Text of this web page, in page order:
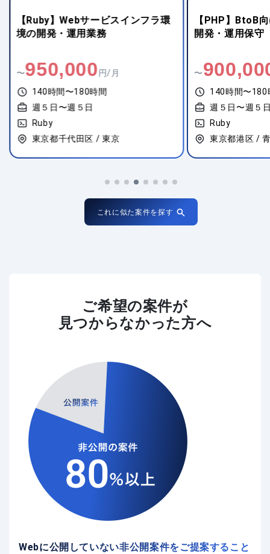
【Ruby】Webサービスインフラ環
境の開発・運用業務
〜950,000円/月
140時間〜180時間
週５日〜週５日
Ruby
東京都千代田区 / 東京
【PHP】BtoB
開発・運用保守
〜
140時間〜180
週５日〜週５
Ruby
東京都港区 /
これに似た案件を探す
ご希望の案件が
見つからなかった方へ
Webに公開していない非公開案件をご提案すること